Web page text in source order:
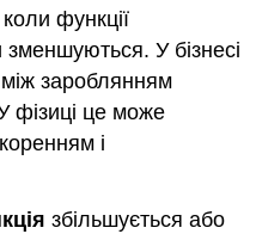
функції
зменшуються. У бізнесі
зароблянням
фізиці це може
і
збільшується або